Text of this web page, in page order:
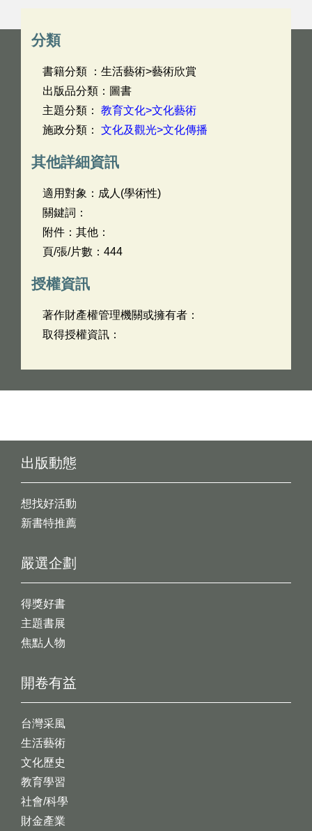
分類
書籍分類 ：生活藝術>藝術欣賞
出版品分類：圖書
主題分類： 教育文化>文化藝術
施政分類： 文化及觀光>文化傳播
其他詳細資訊
適用對象：成人(學術性)
關鍵詞：
附件：其他：
頁/張/片數：444
授權資訊
著作財產權管理機關或擁有者：
取得授權資訊：
出版動態
想找好活動
新書特推薦
開卷有益
台灣采風
生活藝術
文化歷史
教育學習
社會/科學
財金產業
嚴選企劃
得獎好書
主題書展
焦點人物